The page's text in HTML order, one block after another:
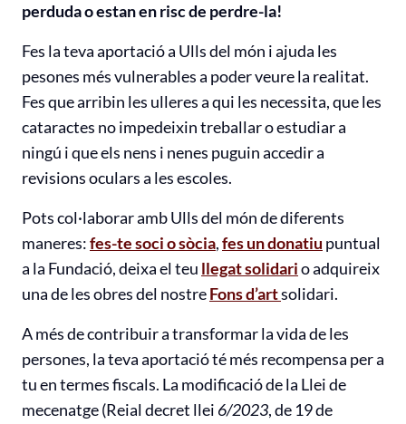
perduda o estan en risc de perdre-la!
Fes la teva aportació a Ulls del món i ajuda les
pesones més vulnerables a poder veure la realitat.
Fes que arribin les ulleres a qui les necessita, que les
cataractes no impedeixin treballar o estudiar a
ningú i que els nens i nenes puguin accedir a
revisions oculars a les escoles.
Pots col·laborar amb Ulls del món de diferents
maneres:fes-te soci o sòcia,fes un donatiu puntual
a la Fundació, deixa el teu llegat solidario adquireix
una de les obres del nostreFons d’artsolidari.
A més de contribuir a transformar la vida de les
persones, la teva aportació té més recompensa per a
tu en termes fiscals. La modificació de la Llei de
mecenatge (Reial decret llei 6/2023, de 19 de